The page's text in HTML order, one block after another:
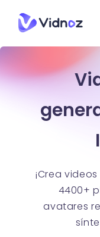
¡Crea
4400+
avatares